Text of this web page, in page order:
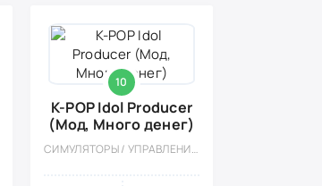
10
K-POP Idol Producer
(Мод, Много денег)
СИМУЛЯТОРЫ / УПРАВЛЕНИЕ / КАЗУАЛЬНЫЕ / ОДНОПОЛЬЗОВАТЕЛЬСКИЕ / СТИЛИЗАЦИЯ / ПИКСЕЛЬНАЯ / ОФЛАЙН / МАЛЕНЬКАЯ / АНИМЕ